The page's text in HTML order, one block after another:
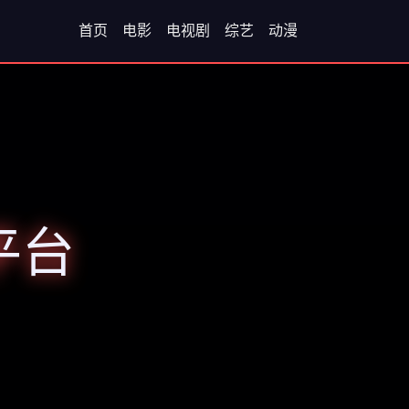
首页 电影 电视剧 综艺 动漫
台